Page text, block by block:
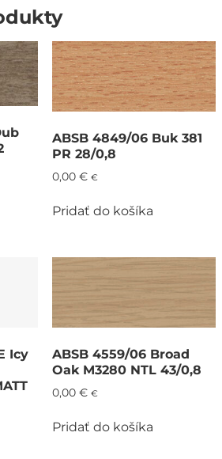
ABSB 4849/06 Buk 381
PR 28/0,8
0,00 € €
Pridať do košíka
Icy
ABSB 4559/06 Broad
Oak M3280 NTL 43/0,8
0,00 € €
Pridať do košíka